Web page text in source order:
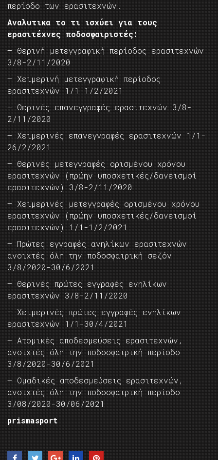
περίοδο των ερασιτεχνών.
Αναλυτικα το τι ισχύει για τους
ερασιτέχνες ποδοσφαιριστές:
– Θερινή μετεγγραφική περίοδος ερασιτεχνών
3/8-2/11/2020
– Χειμερινή μετεγγραφική περίοδος
ερασιτεχνών 1/1-1/2/2021
– Θερινές επανεγγραφές ερασιτεχνών 3/8-
2/11/2020
– Χειμερινές επανεγγραφές ερασιτεχνών 1/1-
26/2/2021
– Θερινές μετεγγραφές ορισμένου χρόνου
ερασιτεχνών (πρώην υποσχετικές/δανεισμοί
ερασιτεχνών) 3/8-2/11/2020
– Χειμερινές μετεγγραφές ορισμένου χρόνου
ερασιτεχνών (πρώην υποσχετικές/δανεισμοί
ερασιτεχνών) 1/1-1/2/2021
– Πρώτες εγγραφές ανηλίκων ερασιτεχνών
ανοιχτές όλη την ποδοσφαιρική σεζόν
3/8/2020-30/6/2021
– Θερινές πρώτες εγγραφές ενηλίκων
ερασιτεχνών 3/8-2/11/2020
– Χειμερινές πρώτες εγγραφές ενηλίκων
ερασιτεχνών 1/1-30/4/2021
– Ατομικές αποδεσμεύσεις ερασιτεχνών,
ανοιχτές όλη την ποδοσφαιρική περίοδο
3/8/2020-30/6/2021
– Ομαδικές αποδεσμεύσεις ερασιτεχνών,
ανοιχτές όλη την ποδοσφαιρική περίοδο
3/08/2020-30/06/2021
prismasport